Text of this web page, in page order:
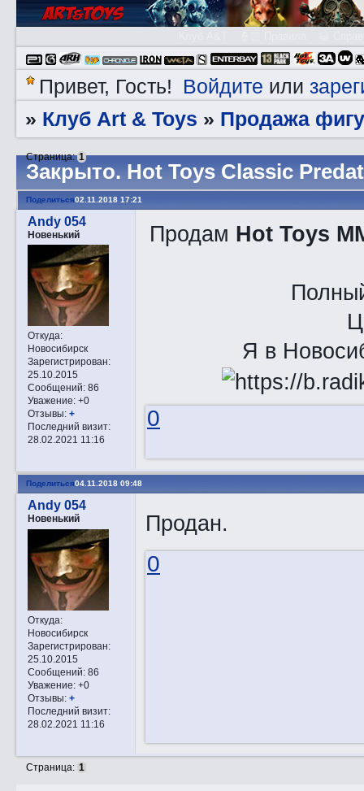
Привет, Гость! Войдите или
» Клуб Art & Toys » Продажа
Закрытo. Hot Toys Classic
Страница:1
Поделиться02.11.2018 17:21
Andy 054
Новенький
Откуда:
Новосибирск
Зарегистрирован:
25.10.2015
Сообщений:86
Уважение: +0
Отзывы: +
Последний визит:
28.02.2021 11:16
Продам Hot Toys
Я в
0
Поделиться04.11.2018 09:48
Andy 054
Новенький
Откуда:
Новосибирск
Зарегистрирован:
25.10.2015
Сообщений:86
Уважение: +0
Отзывы: +
Последний визит:
28.02.2021 11:16
Продан.
0
Страница: 1